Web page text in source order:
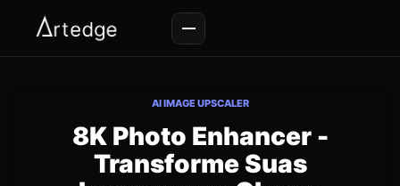
AI IMAGE UPSCALER
8K Photo Enhancer -
Transforme Suas